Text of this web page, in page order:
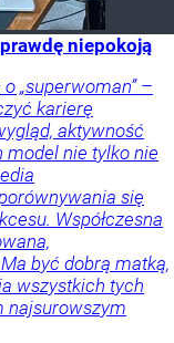
niepokoją
„superwoman” –
karierę
aktywność
model nie tylko nie
się
Współczesna
być dobrą matką,
wszystkich tych
najsurowszym